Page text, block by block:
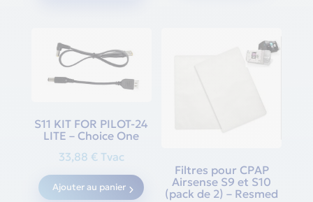
S11 KIT FOR PILOT-24
LITE – Choice One
33,88 € Tvac
Ajouter au panier
Filtres pour CPAP
Airsense S9 et S10
(pack de 2) – Resmed